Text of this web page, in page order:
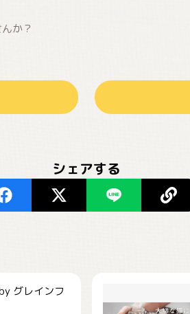
か？
シェアする
グレインフ